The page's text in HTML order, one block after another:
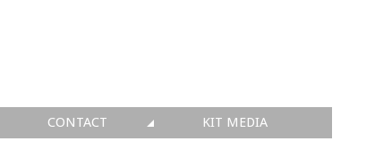
CONTACT KIT MEDIA